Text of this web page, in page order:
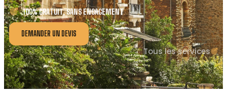
100% GRATUIT, SANS ENGAGEMENT
DEMANDER UN DEVIS
Tous les services